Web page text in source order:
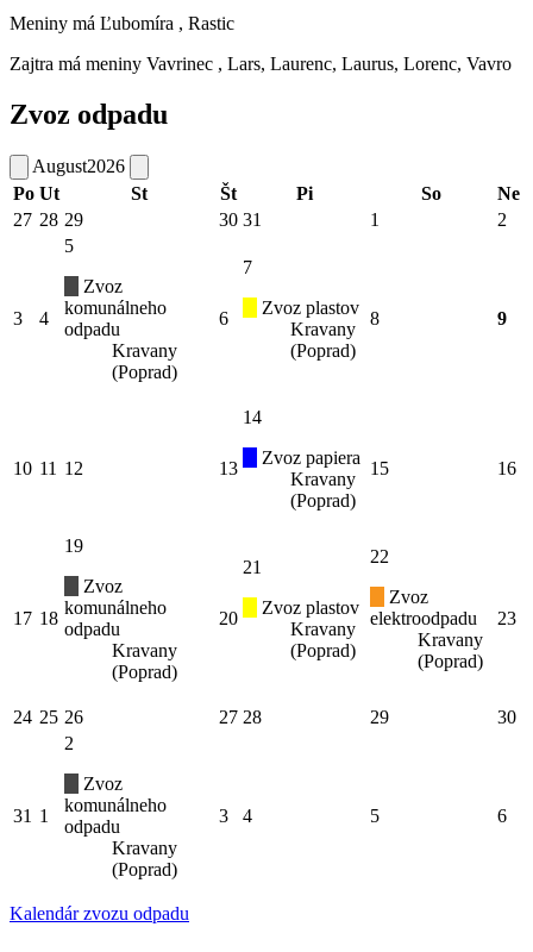
Meniny má Ľubomíra , Rastic
Zajtra má meniny Vavrinec , Lars, Laurenc, Laurus, Lorenc, Vavro
Zvoz odpadu
August2026
Po Ut St Št Pi So
Ne
27 28 29 30 31 1 2
3 4
5
Zvoz
komunálneho
odpadu
Kravany
(Poprad)
6
7
Zvoz plastov
Kravany
(Poprad)
8 9
10 11 12 13
14
Zvoz papiera
Kravany
(Poprad)
15 16
17 18
19
Zvoz
komunálneho
odpadu
Kravany
(Poprad)
20
21
Zvoz plastov
Kravany
(Poprad)
22
Zvoz
elektroodpadu
Kravany
(Poprad)
23
24 25 26 27 28 29 30
31 1
2
Zvoz
komunálneho
odpadu
Kravany
(Poprad)
3 4 5 6
Kalendár zvozu odpadu